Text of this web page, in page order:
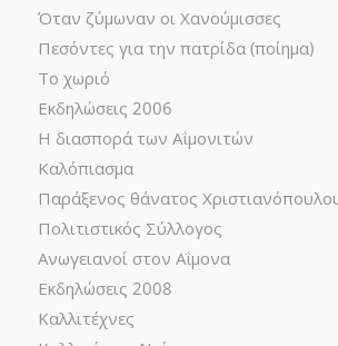
Όταν ζύμωναν οι Χανούμισσες
Πεσόντες για την πατρίδα (ποίημα)
Το χωριό
Εκδηλώσεις 2006
Η διασπορά των Αΐμονιτών
Καλόπιασμα
Παράξενος θάνατος
Πολιτιστικός Σύλλογος
Ανωγειανοί στον Αΐμονα
Εκδηλώσεις 2008
Καλλιτέχνες